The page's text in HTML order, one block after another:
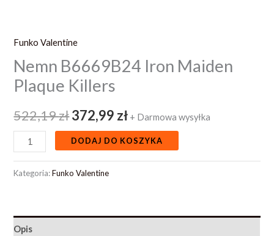
Funko Valentine
Nemn B6669B24 Iron Maiden
Plaque Killers
522,19zł372,99 zł + Darmowa wysyłka
DODAJ DO KOSZYKA
Kategoria:Funko Valentine
Opis